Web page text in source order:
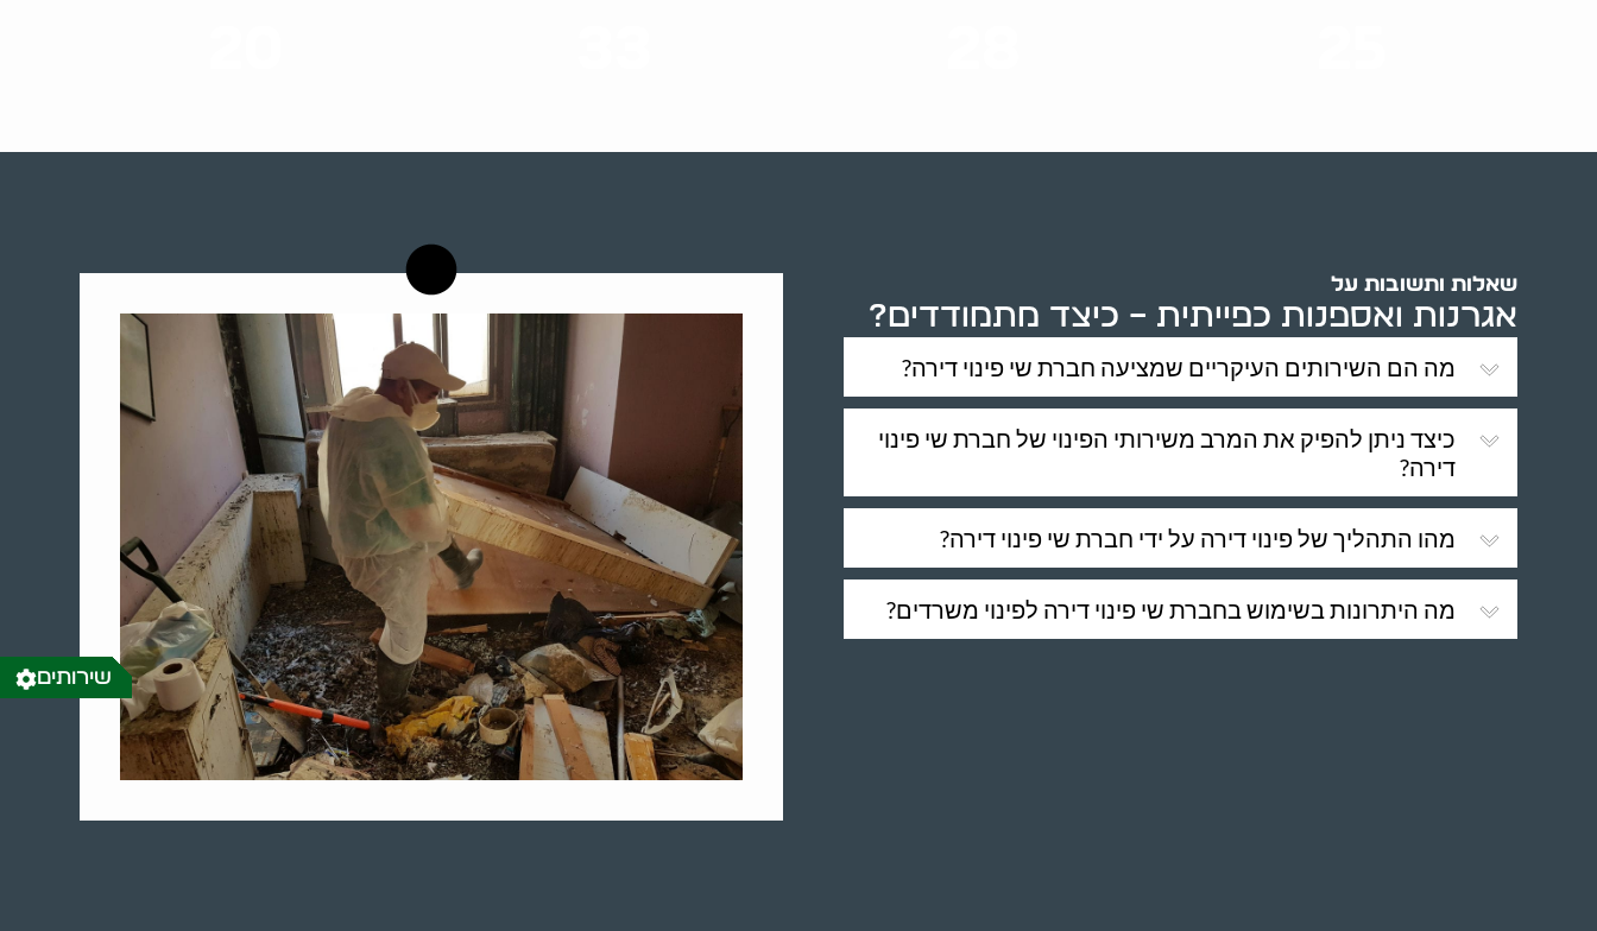
שאלות ותשובות על
אגרנות ואספנות כפייתית – כיצד מתמודדים?
מה הם השירותים העיקריים שמציעה חברת שי פינוי דירה?
כיצד ניתן להפיק את המרב משירותי הפינוי של חברת שי פינוי
דירה?
מהו התהליך של פינוי דירה על ידי חברת שי פינוי דירה?
מה היתרונות בשימוש בחברת שי פינוי דירה לפינוי משרדים?
שירותים